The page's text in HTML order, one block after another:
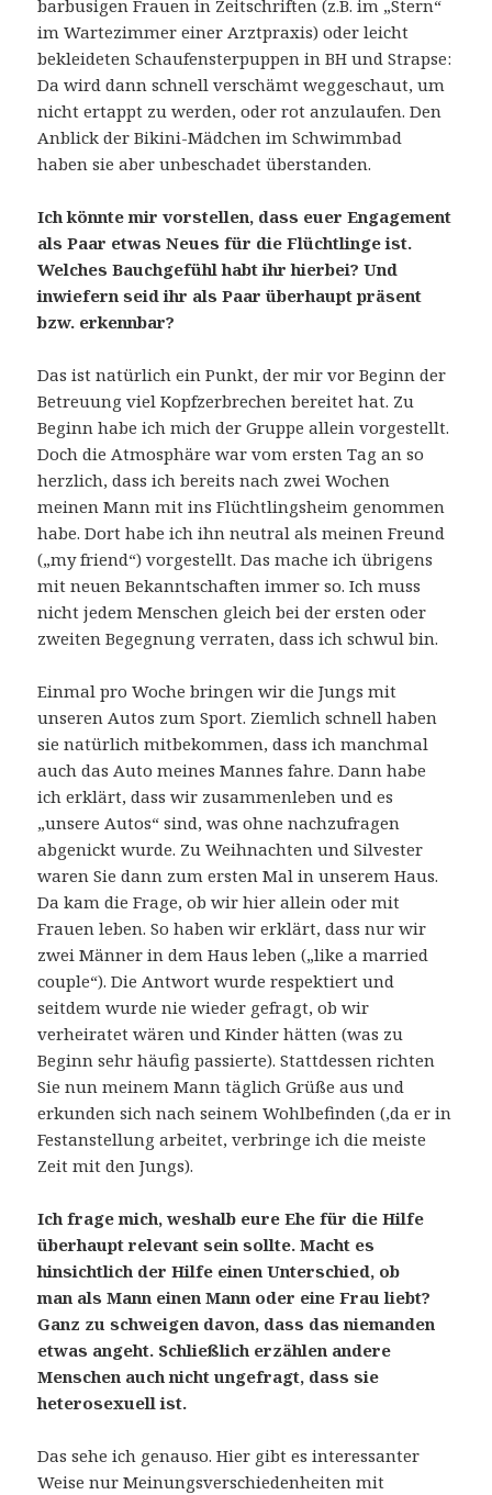
barbusigen Frauen in Zeitschriften (z.B. im „Stern“
im Wartezimmer einer Arztpraxis) oder leicht
bekleideten Schaufensterpuppen in BH und Strapse:
Da wird dann schnell verschämt weggeschaut, um
nicht ertappt zu werden, oder rot anzulaufen. Den
Anblick der Bikini-Mädchen im Schwimmbad
haben sie aber unbeschadet überstanden.
Ich könnte mir vorstellen, dass euer Engagement
als Paar etwas Neues für die Flüchtlingeist.
Welches Bauchgefühl habt ihr hierbei? Und
inwiefern seid ihr als Paar überhaupt präsent
bzw. erkennbar?
Das ist natürlich ein Punkt, der mir vor Beginn der
Betreuung viel Kopfzerbrechen bereitet hat. Zu
Beginn habe ich mich der Gruppe allein vorgestellt.
Doch die Atmosphäre war vom ersten Tag an so
herzlich, dass ich bereits nach zwei Wochen
meinen Mann mit ins Flüchtlingsheim genommen
habe. Dort habe ich ihn neutral als meinen Freund
(„my friend“) vorgestellt. Das mache ich übrigens
mit neuen Bekanntschaften immer so. Ich muss
nicht jedem Menschen gleich bei der ersten oder
zweiten Begegnung verraten, dass ich schwul bin.
Einmal pro Woche bringen wir die Jungs mit
unseren Autos zum Sport. Ziemlich schnell haben
sie natürlich mitbekommen, dass ich manchmal
auch das Auto meines Mannes fahre. Dann habe
ich erklärt, dass wir zusammenleben und es
„unsere Autos“ sind, was ohne nachzufragen
abgenickt wurde. Zu Weihnachten und Silvester
waren Sie dann zum ersten Mal in unserem Haus.
Da kam die Frage, ob wir hier allein oder mit
Frauen leben. So haben wir erklärt, dass nur wir
zwei Männer in dem Haus leben („like a married
couple“). Die Antwort wurde respektiert und
seitdem wurde nie wieder gefragt, ob wir
verheiratet wären und Kinder hätten (was zu
Beginn sehr häufig passierte). Stattdessen richten
Sie nun meinem Mann täglich Grüße aus und
erkunden sich nach seinem Wohlbefinden (,da er in
Festanstellung arbeitet, verbringe ich die meiste
Zeit mit den Jungs).
Ich frage mich,weshalb eure Ehe für die Hilfe
überhauptrelevant seinsollte. Macht es
hinsichtlich der Hilfe einen Unterschied, ob
man als Mann einen Mann oder eine Frau liebt?
Ganz zu schweigen davon, dass das niemanden
etwas angeht. Schließlich erzählen andere
Menschen auch nicht ungefragt, dass sie
heterosexuell ist.
Das sehe ich genauso. Hier gibt es interessanter
Weise nur Meinungsverschiedenheiten mit